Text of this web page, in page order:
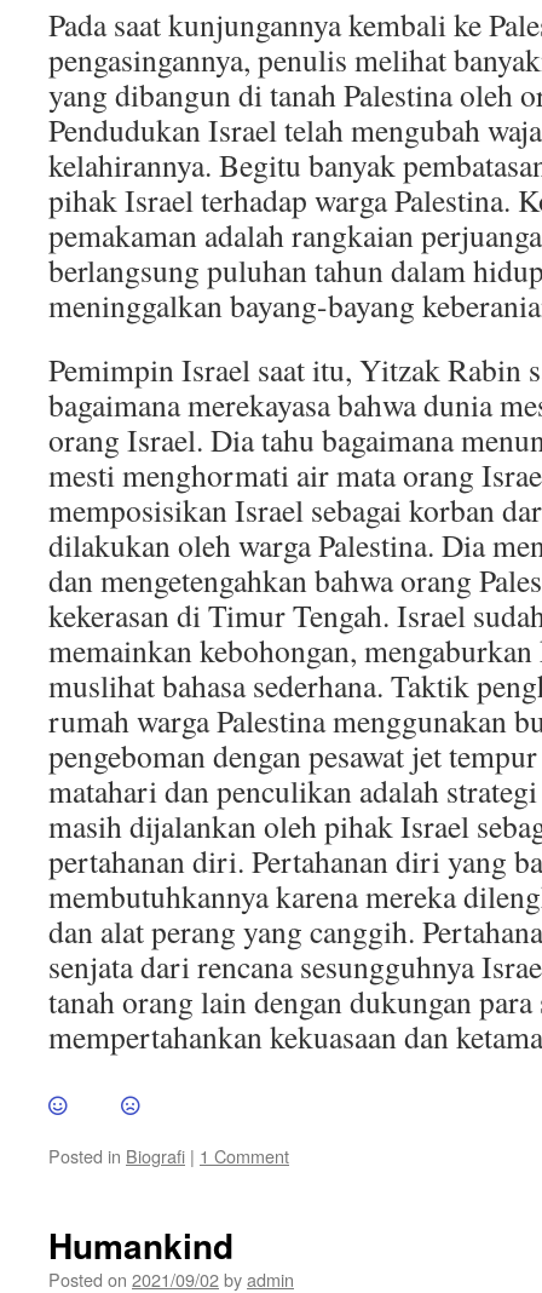
Pada saat kunjungannya kembali ke
pengasingannya, penulis melihat
yang dibangun di tanah Palestina oleh
Pendudukan Israel telah mengubah
kelahirannya. Begitu banyak
pihak Israel terhadap warga Palestina.
pemakaman adalah rangkaian
berlangsung puluhan tahun dalam
meninggalkan bayang-bayang
Pemimpin Israel saat itu, Yitzak Rabin
bagaimana merekayasa bahwa dunia
orang Israel. Dia tahu bagaimana
mesti menghormati air mata orang
memposisikan Israel sebagai korban
dilakukan oleh warga Palestina. Dia
dan mengetengahkan bahwa orang
kekerasan di Timur Tengah. Israel
memainkan kebohongan, mengaburkan
muslihat bahasa sederhana. Taktik
rumah warga Palestina menggunakan
pengeboman dengan pesawat jet
matahari dan penculikan adalah
masih dijalankan oleh pihak Israel
pertahanan diri. Pertahanan diri yang
membutuhkannya karena mereka
dan alat perang yang canggih.
senjata dari rencana sesungguhnya
tanah orang lain dengan dukungan
mempertahankan kekuasaan dan
Posted in Biografi | 1 Comment
Humankind
Posted on 2021/09/02byadmin